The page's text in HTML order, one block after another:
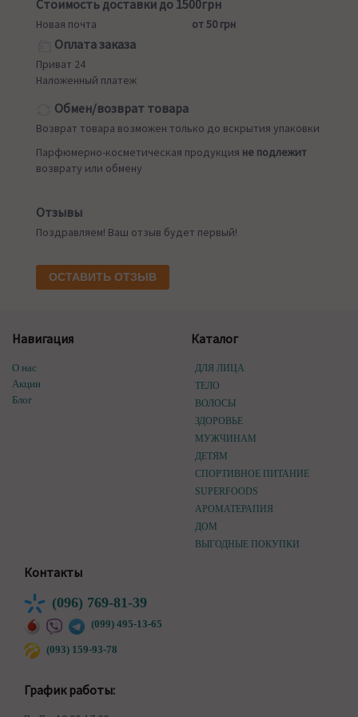
Стоимость доставки до 1500грн
Новая почта от 50 грн
Оплата заказа
Приват 24
Наложенный платеж
Обмен/возврат товара
Возврат товара возможен только до вскрытия упаковки
Парфюмерно-косметическая продукция не подлежит
возврату или обмену
Отзывы
Поздравляем! Ваш отзыв будет первый!
ОСТАВИТЬ ОТЗЫВ
Навигация
О нас
Акции
Блог
Каталог
ДЛЯ ЛИЦА
ТЕЛО
ВОЛОСЫ
ЗДОРОВЬЕ
МУЖЧИНАМ
ДЕТЯМ
СПОРТИВНОЕ ПИТАНИЕ
SUPERFOODS
АРОМАТЕРАПИЯ
ДОМ
ВЫГОДНЫЕ ПОКУПКИ
Контакты
(096) 769-81-39
(099) 495-13-65
(093) 159-93-78
График работы: